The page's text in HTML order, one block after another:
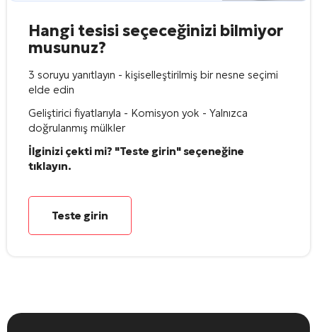
Hangi tesisi seçeceğinizi bilmiyor
musunuz?
3 soruyu yanıtlayın - kişiselleştirilmiş bir nesne seçimi
elde edin
Geliştirici fiyatlarıyla - Komisyon yok - Yalnızca
doğrulanmış mülkler
İlginizi çekti mi? "Teste girin" seçeneğine
tıklayın.
Teste girin